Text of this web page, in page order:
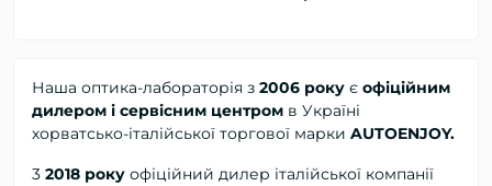
Наша оптика-лабораторія з 2006 року є офіційним
дилером і сервісним центром в Україні
хорватсько-італійської торгової марки AUTOENJOY.
3 2018 року офіційний дилер італійської компанії